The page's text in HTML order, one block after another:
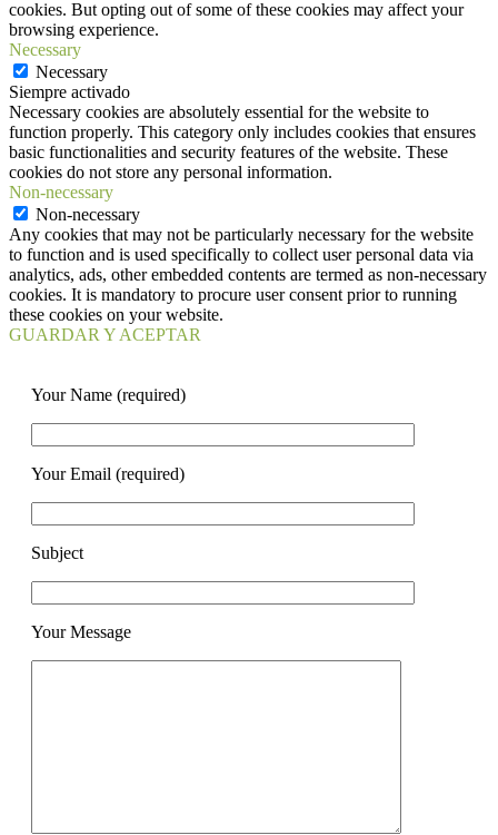
cookies. But opting out of some of these cookies may affect your
browsing experience.
Necessary
Necessary
Siempre activado
Necessary cookies are absolutely essential for the website to
function properly. This category only includes cookies that ensures
basic functionalities and security features of the website. These
cookies do not store any personal information.
Non-necessary
Non-necessary
Any cookies that may not be particularly necessary for the website
to function and is used specifically to collect user personal data via
analytics, ads, other embedded contents are termed as non-necessary
cookies. It is mandatory to procure user consent prior to running
these cookies on your website.
GUARDAR Y ACEPTAR
Your Name (required)
Your Email (required)
Subject
Your Message